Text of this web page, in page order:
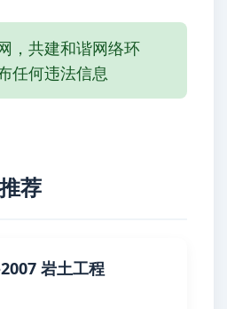
，共建和谐网络环
任何违法信息
荐
岩土工程